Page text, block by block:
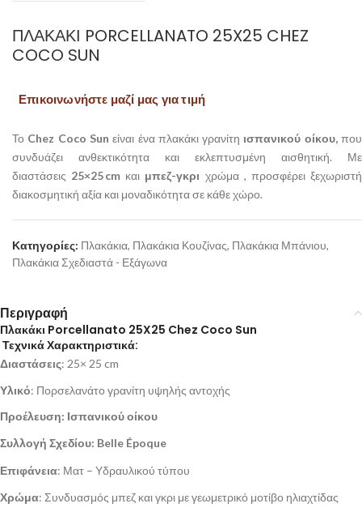
ΠΛΑΚΆΚΙ PORCELLANATO 25X25 CHEZ
COCO SUN
Επικοινωνήστε μαζί μας για τιμή
Το Chez Coco Sunείναι ένα πλακάκι γρανίτη ισπανικού οίκου,που
συνδυάζει ανθεκτικότητα και εκλεπτυσμένη αισθητική. Με
διαστάσεις 25×25 cm και μπεζ-γκρι χρώμα , προσφέρει ξεχωριστή
διακοσμητική αξία και μοναδικότητα σε κάθε χώρο.
Κατηγορίες: Πλακάκια, Πλακάκια Κουζίνας, Πλακάκια Μπάνιου,
Πλακάκια Σχεδιαστά - Εξάγωνα
Περιγραφή
Πλακάκι Porcellanato 25X25 Chez Coco Sun
Τεχνικά Χαρακτηριστικά:
Διαστάσεις: 25× 25 cm
Υλικό: Πορσελανάτο γρανίτη υψηλής αντοχής
Προέλευση: Ισπανικού οίκου
Συλλογή Σχεδίου: Belle Époque
Επιφάνεια: Ματ – Υδραυλικού τύπου
Χρώμα: Συνδυασμός μπεζ και γκρι με γεωμετρικό μοτίβο ηλιαχτίδας